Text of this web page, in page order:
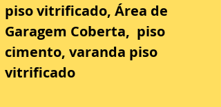
piso vitrificado, Área de
Garagem Coberta,  piso
cimento, varanda piso
vitrificado